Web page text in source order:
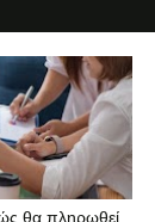
θα πληρωθεί